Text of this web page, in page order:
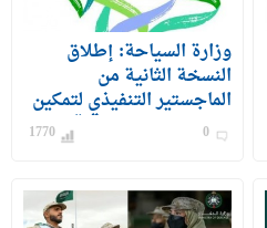
وزارة السياحة: إطلاق
النسخة الثانية من
الماجستير التنفيذي لتمكين
الكوادر الوطنية من قيادة
القطاع السياحي بالمملكة
0
1770